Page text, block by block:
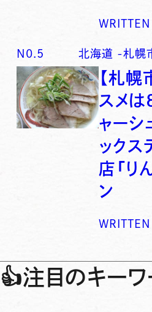
N0. 5 北海道 -札幌
【札幌
スメ
ャーシ
ックス
店「り
ン
👍注目のキーワ